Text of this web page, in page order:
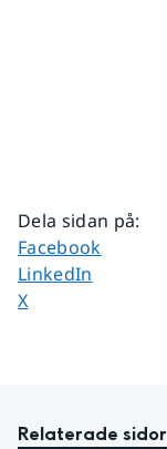
Dela sidan på:
Dela sidan på
Facebook
Dela sidan på
LinkedIn
Dela sidan på
X
Relaterade sidor